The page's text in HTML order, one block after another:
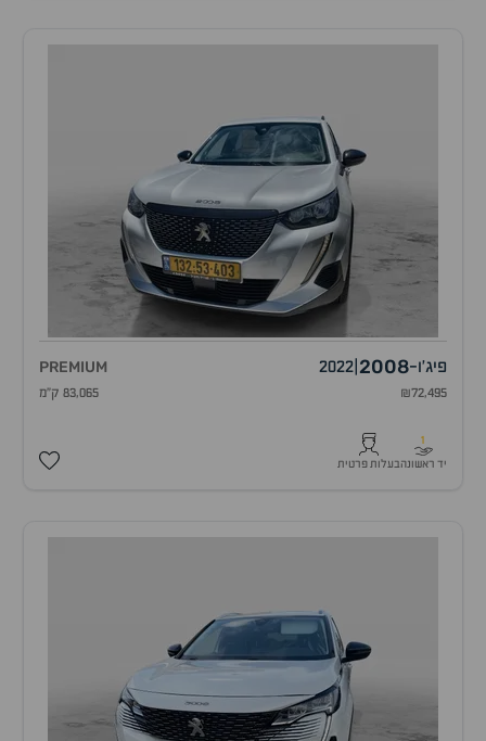
פיג'ו-
2008
2022
PREMIUM
₪72,495 83,065 ק"מ
1
יד ראשונהבעלות פרטית